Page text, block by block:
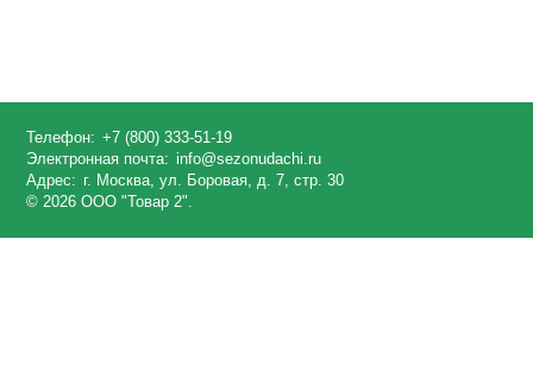
Телефон: +7 (800) 333-51-19
Электронная почта: info@sezonudachi.ru
Адрес: г. Москва, ул. Боровая, д. 7, стр. 30
© 2026 ООО "Товар 2".